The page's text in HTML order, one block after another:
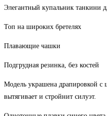
Элегантный купальник
Топ на широких бретелях
Плавающие чашки
Подгрудная резинка, без костей
Модель украшена драпировкой с
вытягивает и стройнит силуэт.